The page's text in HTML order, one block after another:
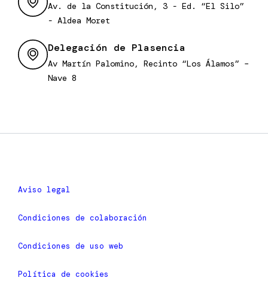
Av. de la Constitución, 3 - Ed. “El Silo”
- Aldea Moret
Delegación de Plasencia
Av Martín Palomino, Recinto “Los Álamos” –
Nave 8
Aviso legal
Condiciones de colaboración
Condiciones de uso web
Política de cookies